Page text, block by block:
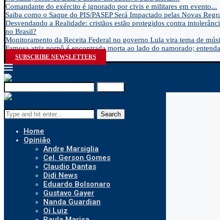
Comandante do exército é ignorado por civis e militares em evento...
Saiba como o Saque do PIS/PASEP Será Impactado pelas Novas
Desvendando a Realidade: cristãos estão protegidos contra
no Brasil?
Monitoramento da Receita Federal no governo Lula vira tema de
Famosa atriz pornô é encontrada morta ao lado do namorado;
SUBSCRIBE NEWSLETTERS
Search
Home
Opinião
Andre Marsiglia
Cel. Gerson Gomes
Claudio Dantas
Didi News
Eduardo Bolsonaro
Gustavo Gayer
Nanda Guardian
Oi Luiz